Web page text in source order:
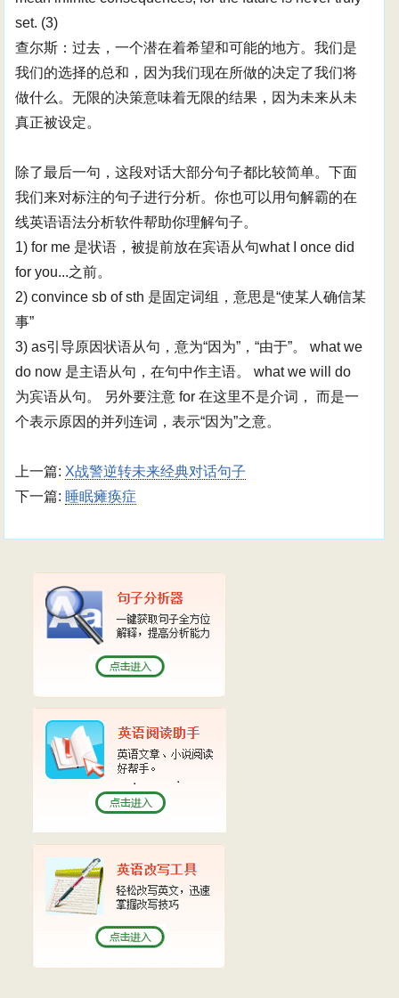
set. (3)
查尔斯：过去，一个潜在着希望和可能的地方。我们是
我们的选择的总和，因为我们现在所做的决定了我们将
做什么。无限的决策意味着无限的结果，因为未来从未
真正被设定。
除了最后一句，这段对话大部分句子都比较简单。下面
我们来对标注的句子进行分析。你也可以用句解霸的在
线英语语法分析软件帮助你理解句子。
1) for me 是状语，被提前放在宾语从句what I once did
for you...之前。
2) convince sb of sth 是固定词组，意思是“使某人确信某
事”
3) as引导原因状语从句，意为“因为”，“由于”。 what we
do now 是主语从句，在句中作主语。 what we will do
为宾语从句。 另外要注意 for 在这里不是介词， 而是一
个表示原因的并列连词，表示“因为”之意。
上一篇: X战警逆转未来经典对话句子
下一篇: 睡眠瘫痪症